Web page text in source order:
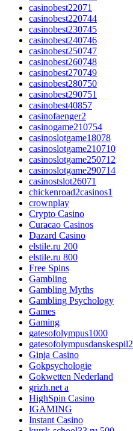
casinobest22071
casinobest220744
casinobest230745
casinobest240746
casinobest250747
casinobest260748
casinobest270749
casinobest280750
casinobest290751
casinobest40857
casinofaenger2
casinogame210754
casinoslotgame18078
casinoslotgame210710
casinoslotgame250712
casinoslotgame290714
casinostslot26071
chickenroad2casinos1
crownplay
Crypto Casino
Curacao Casinos
Dazard Casino
elstile.ru 200
elstile.ru 800
Free Spins
Gambling
Gambling Myths
Gambling Psychology
Games
Gaming
gatesofolympus1000
gatesofolympusdanskespil2
Ginja Casino
Gokpsychologie
Gokwetten Nederland
grizh.net a
HighSpin Casino
IGAMING
Instant Casino